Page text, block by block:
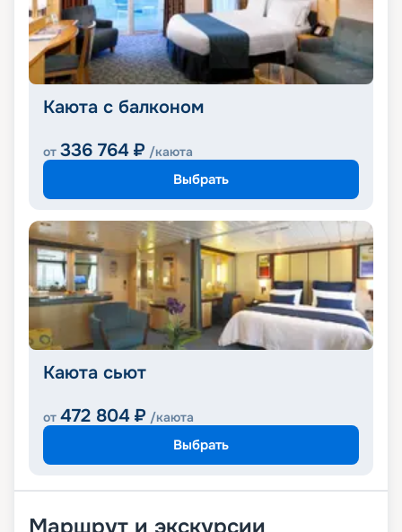
Каюта с балконом
от 336 764 ₽ /каюта
Выбрать
Каюта сьют
от 472 804 ₽ /каюта
Выбрать